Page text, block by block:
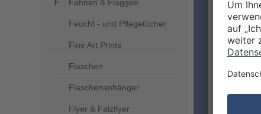
Fahnen & Flaggen
Feucht - und Pflegetücher
Fine Art Prints
Flaschen
Flaschenanhänger
Flyer & Falzflyer